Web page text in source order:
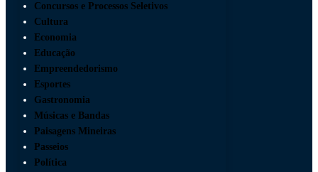
Concursos e Processos Seletivos
Cultura
Economia
Educação
Empreendedorismo
Esportes
Gastronomia
Músicas e Bandas
Paisagens Mineiras
Passeios
Política